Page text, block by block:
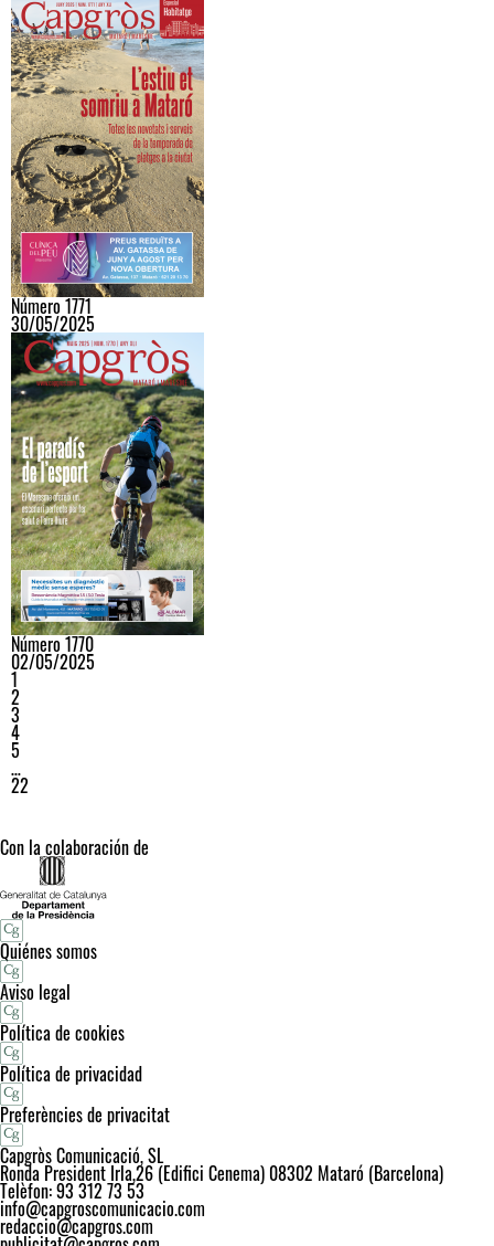
Número 1771
30/05/2025
Número 1770
02/05/2025
1
2
3
4
5
…
22
Con la colaboración de
Quiénes somos
Aviso legal
Política de cookies
Política de privacidad
Preferències de privacitat
Capgròs Comunicació, SL
Ronda President Irla,26 (Edifici Cenema) 08302 Mataró (Barcelona)
Telèfon: 93 312 73 53
info@capgroscomunicacio.com
redaccio@capgros.com